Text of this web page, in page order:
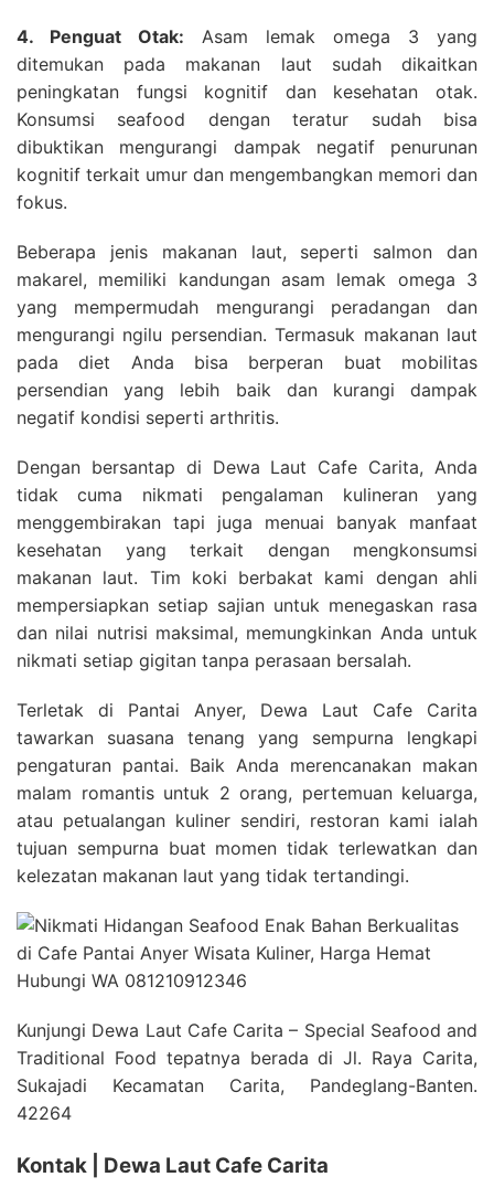
4. Penguat Otak: Asam lemak omega 3 yang
ditemukan pada makanan laut sudah dikaitkan
peningkatan fungsi kognitif dan kesehatan otak.
Konsumsi seafood dengan teratur sudah bisa
dibuktikan mengurangi dampak negatif penurunan
kognitif terkait umur dan mengembangkan memori dan
fokus.
Beberapa jenis makanan laut, seperti salmon dan
makarel, memiliki kandungan asam lemak omega 3
yang mempermudah mengurangi peradangan dan
mengurangi ngilu persendian. Termasuk makanan laut
pada diet Anda bisa berperan buat mobilitas
persendian yang lebih baik dan kurangi dampak
negatif kondisi seperti arthritis.
Dengan bersantap di Dewa Laut Cafe Carita, Anda
tidak cuma nikmati pengalaman kulineran yang
menggembirakan tapi juga menuai banyak manfaat
kesehatan yang terkait dengan mengkonsumsi
makanan laut. Tim koki berbakat kami dengan ahli
mempersiapkan setiap sajian untuk menegaskan rasa
dan nilai nutrisi maksimal, memungkinkan Anda untuk
nikmati setiap gigitan tanpa perasaan bersalah.
Terletak di Pantai Anyer, Dewa Laut Cafe Carita
tawarkan suasana tenang yang sempurna lengkapi
pengaturan pantai. Baik Anda merencanakan makan
malam romantis untuk 2 orang, pertemuan keluarga,
atau petualangan kuliner sendiri, restoran kami ialah
tujuan sempurna buat momen tidak terlewatkan dan
kelezatan makanan laut yang tidak tertandingi.
Kunjungi Dewa Laut Cafe Carita – Special Seafood and
Traditional Food tepatnya berada di Jl. Raya Carita,
Sukajadi Kecamatan Carita, Pandeglang-Banten.
42264
Kontak | Dewa Laut Cafe Carita